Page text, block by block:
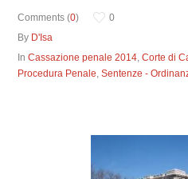
Comments (0)
0
By D'Isa
InCassazione penale 2014,Corte di
Procedura Penale,Sentenze -